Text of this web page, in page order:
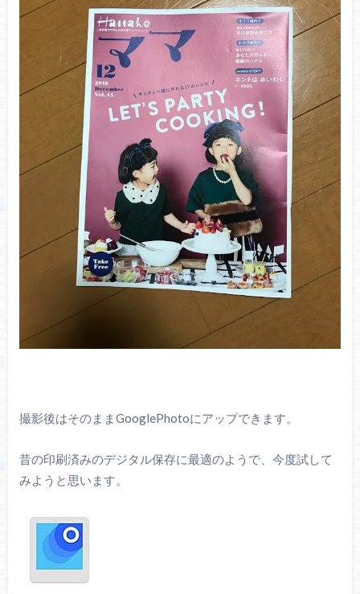
撮影後はそのままGooglePhotoにアップできます。
昔の印刷済みのデジタル保存に最適のようで、今度試して
みようと思います。